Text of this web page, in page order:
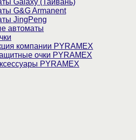
Galaxy (Тайвань)
G&G Armanent
JingPeng
автоматы
компании PYRAMEX
очки PYRAMEX
PYRAMEX